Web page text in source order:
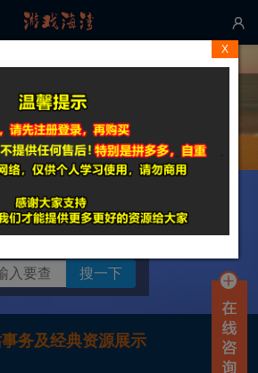

查看详情
索时请输入【完整游戏
名】更精准
搜一下
事务及经典资源展示
X